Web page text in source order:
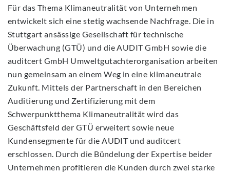
Für das Thema Klimaneutralität von Unternehmen
entwickelt sich eine stetig wachsende Nachfrage. Die in
Stuttgart ansässige Gesellschaft für technische
Überwachung (GTÜ) und die AUDIT GmbH sowie die
auditcert GmbH Umweltgutachterorganisation arbeiten
nun gemeinsam an einem Weg in eine klimaneutrale
Zukunft. Mittels der Partnerschaft in den Bereichen
Auditierung und Zertifizierung mit dem
Schwerpunktthema Klimaneutralität wird das
Geschäftsfeld der GTÜ erweitert sowie neue
Kundensegmente für die AUDIT und auditcert
erschlossen. Durch die Bündelung der Expertise beider
Unternehmen profitieren die Kunden durch zwei starke